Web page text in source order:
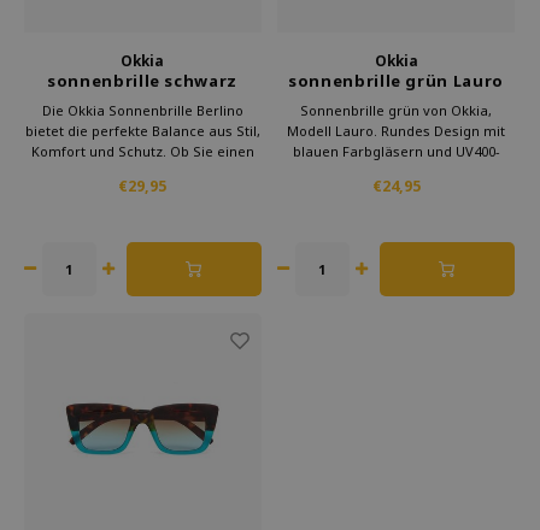
Okkia
sonnenbrille schwarz
Berlino
Die Okkia Sonnenbrille Berlino
bietet die perfekte Balance aus Stil,
Komfort und Schutz. Ob Sie einen
die Stadt spazieren oder ein
€29,95
Okkia
sonnenbrille grün Lauro
rund
Sonnenbrille grün von Okkia,
Modell Lauro. Rundes Design mit
blauen Farbgläsern und UV400-
Männer und Frauen geeignet.
€24,95